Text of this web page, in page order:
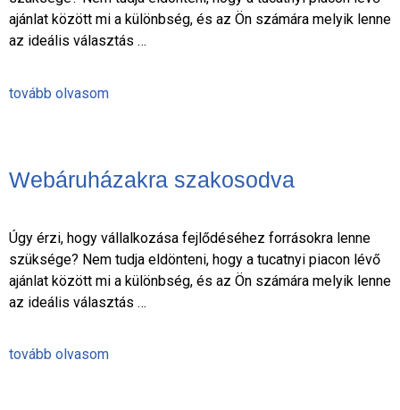
ajánlat között mi a különbség, és az Ön számára melyik lenne
az ideális választás …
tovább olvasom
Webáruházakra szakosodva
Úgy érzi, hogy vállalkozása fejlődéséhez forrásokra lenne
szüksége? Nem tudja eldönteni, hogy a tucatnyi piacon lévő
ajánlat között mi a különbség, és az Ön számára melyik lenne
az ideális választás …
tovább olvasom